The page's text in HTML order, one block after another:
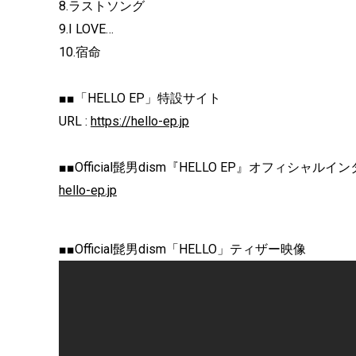
8.ラストソング
9.I LOVE…
10.宿命
■■「HELLO EP」特設サイト
URL : https://hello-ep.jp
■■Official髭男dism『HELLO EP』オフィシャルイン
hello-ep.jp
■■Official髭男dism「HELLO」ティザー映像